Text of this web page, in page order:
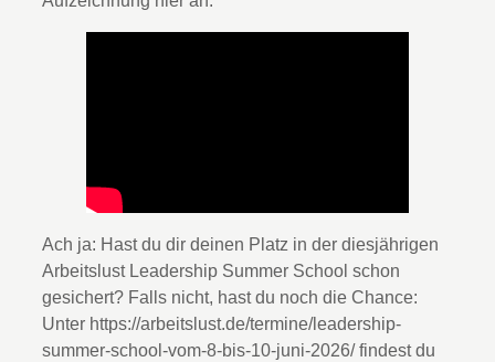
Ach ja: Hast du dir deinen Platz in der diesjährigen
Arbeitslust Leadership Summer School schon
gesichert? Falls nicht, hast du noch die Chance:
Unter https://arbeitslust.de/termine/leadership-
summer-school-vom-8-bis-10-juni-2026/ findest du